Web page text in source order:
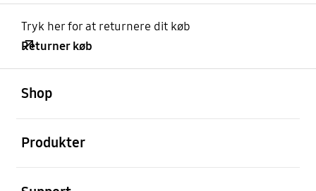
Tryk her for at returnere dit køb
Returner køb
Shop
Produkter